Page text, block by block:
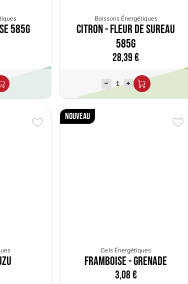
585g
Boissons Énergétiques
Citron - Fleur de sureau
585g
28,39€
Nouveau
Gels Énergétiques
Framboise - Grenade
3,08€